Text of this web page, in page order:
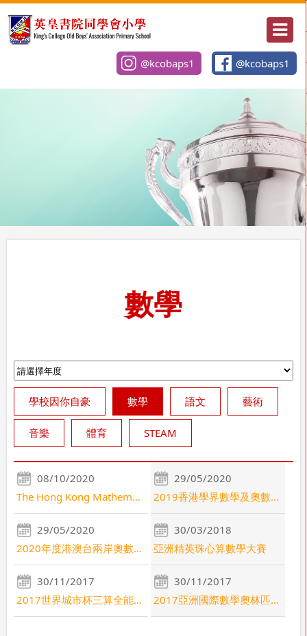
@kcobaps1
@kcobaps1
數學
學校因你自豪 數學 語文 藝術
音樂 體育 STEAM
08/10/2020
The Hong Kong Mathematics Competition Silver Medal
29/05/2020
2019香港學界數學及奧數精英賽
29/05/2020
2020年度港澳台兩岸奧數盃初賽 銅獎
30/03/2018
亞洲精英珠心算數學大賽
30/11/2017
2017世界城市杯三算全能競賽(台灣)
30/11/2017
2017亞洲國際數學奧林匹克公開賽